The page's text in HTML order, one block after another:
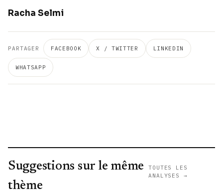
Racha Selmi
PARTAGER FACEBOOK X / TWITTER LINKEDIN
WHATSAPP
Suggestions sur le même
thème
TOUTES LES
ANALYSES →